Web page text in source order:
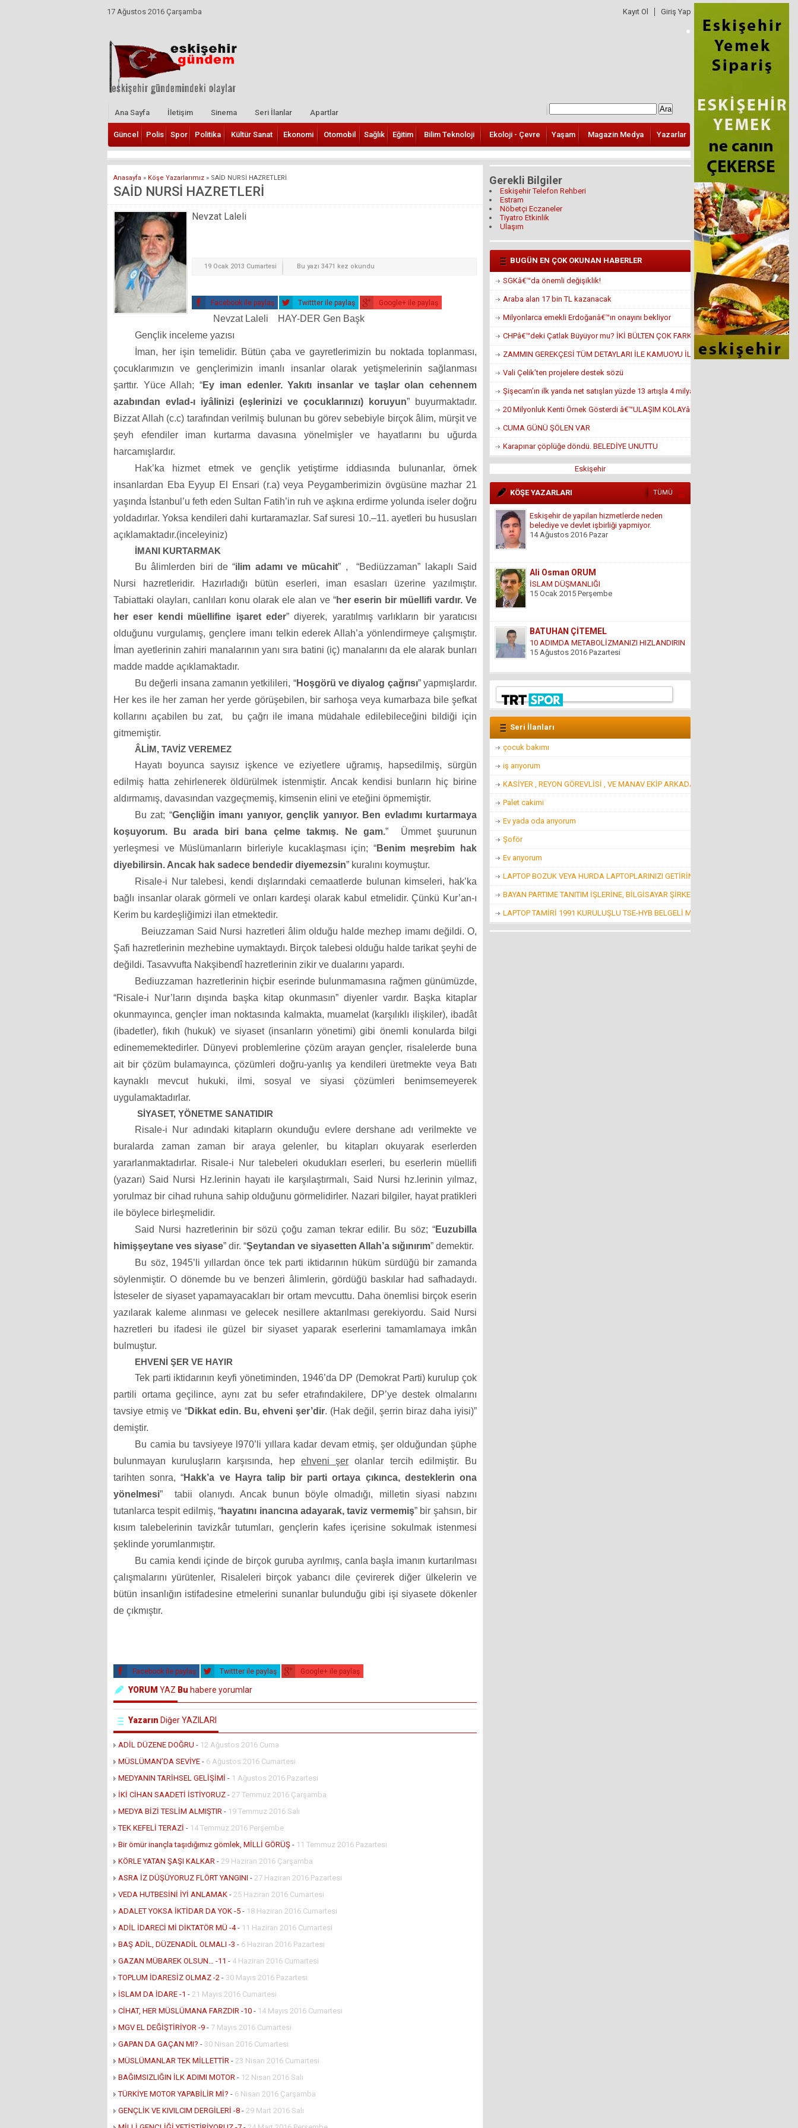
17 Ağustos 2016 Çarşamba Kayıt Ol Giriş Yap
Ana Sayfa İletişim Sinema Seri İlanlar Apartlar
Güncel Polis Spor Politika Kültür Sanat Ekonomi Otomobil Sağlık Eğitim Bilim Teknoloji Ekoloji - Çevre Yaşam Magazin Medya Yazarlar
Anasayfa » Köşe Yazarlarımız » SAİD NURSİ HAZRETLERİ
SAİD NURSİ HAZRETLERİ
Nevzat Laleli
19 Ocak 2013 Cumartesi Bu yazı 3471 kez okundu
Facebook ile paylaş Twittter ile paylaş Google+ ile paylaş
Nevzat Laleli HAY-DER Gen Başk
Gençlik inceleme yazısı
İman, her işin temelidir. Bütün çaba ve gayretlerimizin bu noktada toplanması,
çocuklarımızın ve gençlerimizin imanlı insanlar olarak yetişmelerinin sağlanması
şarttır. Yüce Allah; “Ey iman edenler. Yakıtı insanlar ve taşlar olan cehennem
azabından evlad-ı iyâlinizi (eşlerinizi ve çocuklarınızı) koruyun” buyurmaktadır.
Bizzat Allah (c.c) tarafından verilmiş bulunan bu görev sebebiyle birçok âlim, mürşit ve
şeyh efendiler iman kurtarma davasına yönelmişler ve hayatlarını bu uğurda
harcamışlardır.
Hak’ka hizmet etmek ve gençlik yetiştirme iddiasında bulunanlar, örnek
insanlardan Eba Eyyup El Ensari (r.a) veya Peygamberimizin övgüsüne mazhar 21
yaşında İstanbul’u feth eden Sultan Fatih’in ruh ve aşkına erdirme yolunda iseler doğru
yoldadırlar. Yoksa kendileri dahi kurtaramazlar. Saf suresi 10.–11. ayetleri bu hususları
açıklamaktadır.(inceleyiniz)
İMANI KURTARMAK
Bu âlimlerden biri de “ilim adamı ve mücahit” ,
“Bediüzzaman” lakaplı Said
Nursi hazretleridir. Hazırladığı bütün eserleri, iman esasları üzerine yazılmıştır.
Tabiattaki olayları, canlıları konu olarak ele alan ve “her eserin bir müellifi vardır. Ve
her eser kendi müellifine işaret eder” diyerek, yaratılmış varlıkların bir yaratıcısı
olduğunu vurgulamış, gençlere imanı telkin ederek Allah’a yönlendirmeye çalışmıştır.
İman ayetlerinin zahiri manalarının yanı sıra batini (iç) manalarını da ele alarak bunları
madde madde açıklamaktadır.
Bu değerli insana zamanın yetkilileri, “Hoşgörü ve diyalog çağrısı” yapmışlardır.
Her kes ile her zaman her yerde görüşebilen, bir sarhoşa veya kumarbaza bile şefkat
kollarını açabilen bu zat,
bu çağrı ile imana müdahale edilebileceğini bildiği için
gitmemiştir.
ÂLİM, TAVİZ VEREMEZ
Hayatı boyunca sayısız işkence ve eziyetlere uğramış, hapsedilmiş, sürgün
edilmiş hatta zehirlenerek öldürülmek istenmiştir. Ancak kendisi bunların hiç birine
aldırmamış, davasından vazgeçmemiş, kimsenin elini ve eteğini öpmemiştir.
Bu zat; “Gençliğin imanı yanıyor, gençlik yanıyor. Ben evladımı kurtarmaya
koşuyorum. Bu arada biri bana çelme takmış. Ne gam.”
Ümmet şuurunun
yerleşmesi ve Müslümanların birleriyle kucaklaşması için; “Benim meşrebim hak
diyebilirsin. Ancak hak sadece bendedir diyemezsin” kuralını koymuştur.
Risale-i Nur talebesi, kendi dışlarındaki cemaatlerde bulunan kimseleri, hak’ka
bağlı insanlar olarak görmeli ve onları kardeşi olarak kabul etmelidir. Çünkü Kur’an-ı
Kerim bu kardeşliğimizi ilan etmektedir.
Beiuzzaman Said Nursi hazretleri âlim olduğu halde mezhep imamı değildi. O,
Şafi hazretlerinin mezhebine uymaktaydı. Birçok talebesi olduğu halde tarikat şeyhi de
değildi. Tasavvufta Nakşibendî hazretlerinin zikir ve dualarını yapardı.
Bediuzzaman hazretlerinin hiçbir eserinde bulunmamasına rağmen günümüzde,
“Risale-i Nur’ların dışında başka kitap okunmasın” diyenler vardır. Başka kitaplar
okunmayınca, gençler iman noktasında kalmakta, muamelat (karşılıklı ilişkiler), ibadât
(ibadetler), fıkıh (hukuk) ve siyaset (insanların yönetimi) gibi önemli konularda bilgi
edinememektedirler. Dünyevi problemlerine çözüm arayan gençler, risalelerde buna
ait bir çözüm bulamayınca, çözümleri doğru-yanlış ya kendileri üretmekte veya Batı
kaynaklı mevcut hukuki, ilmi, sosyal ve siyasi çözümleri benimsemeyerek
uygulamaktadırlar.
SİYASET, YÖNETME SANATIDIR
Risale-i Nur adındaki kitapların okunduğu evlere dershane adı verilmekte ve
buralarda zaman zaman bir araya gelenler, bu kitapları okuyarak eserlerden
yararlanmaktadırlar. Risale-i Nur talebeleri okudukları eserleri, bu eserlerin müellifi
(yazarı) Said Nursi Hz.lerinin hayatı ile karşılaştırmalı, Said Nursi hz.lerinin yılmaz,
yorulmaz bir cihad ruhuna sahip olduğunu görmelidirler. Nazari bilgiler, hayat pratikleri
ile böylece birleşmelidir.
Said Nursi hazretlerinin bir sözü çoğu zaman tekrar edilir. Bu söz; “Euzubilla
himişşeytane ves siyase” dir. “Şeytandan ve siyasetten Allah’a sığınırım” demektir.
Bu söz, 1945’li yıllardan önce tek parti iktidarının hüküm sürdüğü bir zamanda
söylenmiştir. O dönemde bu ve benzeri âlimlerin, gördüğü baskılar had safhadaydı.
İsteseler de siyaset yapamayacakları bir ortam mevcuttu. Daha önemlisi birçok eserin
yazılarak kaleme alınması ve gelecek nesillere aktarılması gerekiyordu. Said Nursi
hazretleri bu ifadesi ile güzel bir siyaset yaparak eserlerini tamamlamaya imkân
bulmuştur.
EHVENİ ŞER VE HAYIR
Tek parti iktidarının keyfi yönetiminden, 1946’da DP (Demokrat Parti) kurulup çok
partili ortama geçilince, aynı zat bu sefer etrafındakilere, DP’ye destek olmalarını
tavsiye etmiş ve “Dikkat edin. Bu, ehveni şer’dir. (Hak değil, şerrin biraz daha iyisi)”
demiştir.
Bu camia bu tavsiyeye l970’li yıllara kadar devam etmiş, şer olduğundan şüphe
bulunmayan kuruluşların karşısında, hep ehveni şer olanlar tercih edilmiştir. Bu
tarihten sonra, “Hakk’a ve Hayra talip bir parti ortaya çıkınca, desteklerin ona
yönelmesi”
tabii olanıydı. Ancak bunun böyle olmadığı, milletin siyasi nabzını
tutanlarca tespit edilmiş, “hayatını inancına adayarak, taviz vermemiş” bir şahsın, bir
kısım talebelerinin tavizkâr tutumları, gençlerin kafes içerisine sokulmak istenmesi
şeklinde yorumlanmıştır.
Bu camia kendi içinde de birçok guruba ayrılmış, canla başla imanın kurtarılması
çalışmalarını yürütenler, Risaleleri birçok yabancı dile çevirerek diğer ülkelerin ve
bütün insanlığın istifadesine etmelerini sunanlar bulunduğu gibi işi siyasete dökenler
de çıkmıştır.
Facebook ile paylaş Twittter ile paylaş Google+ ile paylaş
YORUM YAZ Bu habere yorumlar
Yazarın Diğer YAZILARI
ADİL DÜZENE DOĞRU - 12 Ağustos 2016 Cuma
MÜSLÜMAN’DA SEVİYE - 6 Ağustos 2016 Cumartesi
MEDYANIN TARİHSEL GELİŞİMİ - 1 Ağustos 2016 Pazartesi
İKİ CİHAN SAADETİ İSTİYORUZ - 27 Temmuz 2016 Çarşamba
MEDYA BİZİ TESLİM ALMIŞTIR - 19 Temmuz 2016 Salı
TEK KEFELİ TERAZİ - 14 Temmuz 2016 Perşembe
Bir ömür inançla taşıdığımız gömlek, MİLLİ GÖRÜŞ - 11 Temmuz 2016 Pazartesi
KÖRLE YATAN ŞAŞI KALKAR - 29 Haziran 2016 Çarşamba
ASRA İZ DÜŞÜYORUZ FLÖRT YANGINI - 27 Haziran 2016 Pazartesi
VEDA HUTBESİNİ İYİ ANLAMAK - 25 Haziran 2016 Cumartesi
ADALET YOKSA İKTİDAR DA YOK -5 - 18 Haziran 2016 Cumartesi
ADİL İDARECİ Mİ DİKTATÖR MÜ -4- 11 Haziran 2016 Cumartesi
BAŞ ADİL, DÜZENADİL OLMALI -3 - 6 Haziran 2016 Pazartesi
GAZAN MÜBAREK OLSUN… -11 - 4 Haziran 2016 Cumartesi
TOPLUM İDARESİZ OLMAZ -2 - 30 Mayıs 2016 Pazartesi
İSLAM DA İDARE -1 - 21 Mayıs 2016 Cumartesi
CİHAT, HER MÜSLÜMANA FARZDIR -10 - 14 Mayıs 2016 Cumartesi
MGV EL DEĞİŞTİRİYOR -9 - 7 Mayıs 2016 Cumartesi
GAPAN DA GAÇAN MI? - 30 Nisan 2016 Cumartesi
MÜSLÜMANLAR TEK MİLLETTİR - 23 Nisan 2016 Cumartesi
BAĞIMSIZLIĞIN İLK ADIMI MOTOR - 12 Nisan 2016 Salı
TÜRKİYE MOTOR YAPABİLİR Mİ? - 6 Nisan 2016 Çarşamba
GENÇLİK VE KIVILCIM DERGİLERİ -8 - 29 Mart 2016 Salı
Gerekli Bilgiler
Eskişehir Telefon Rehberi
Estram
Nöbetçi Eczaneler
Tiyatro Etkinlik
Ulaşım
BUGÜN EN ÇOK OKUNAN HABERLER
SGKâ€™da önemli değişiklik!
Araba alan 17 bin TL kazanacak
Milyonlarca emekli Erdoğanâ€™ın onayını bekliyor
CHPâ€™deki Çatlak Büyüyor mu? İKİ BÜLTEN ÇOK FARK
ZAMMIN GEREKÇESİ TÜM DETAYLARI İLE KAMUOYU İLE PAYLAŞILSIN!
Vali Çelik’ten projelere destek sözü
Şişecam’ın ilk yarıda net satışları yüzde 13 artışla 4 milyar TL’yi aştı
20 Milyonluk Kenti Örnek Gösterdi â€™ULAŞIM KOLAYâ€™ DEDİ AMA...
CUMA GÜNÜ ŞÖLEN VAR
Karapınar çöplüğe döndü. BELEDİYE UNUTTU
Eskişehir
KÖŞE YAZARLARI TÜMÜ
Eskişehir de yapilan hizmetlerde neden
belediye ve devlet işbirliği yapmiyor.
14 Ağustos 2016 Pazar
Ali Osman ORUM
BATUHAN ÇİTEMEL
GÜNDOĞDU YILDIRIM
Hüseyin DÜŞ
İlkyardımcılara kim yardım edecek!..
8 Nisan 2016 Cuma
Hüseyin GÜVEN
BİR ŞEY ANCAK DEĞERİNİ BİLENİN YANINDA
KIYMETLİDİR...
22 Temmuz 2016 Cuma
Konuk Yazar
19 Haziran 2016 Pazar
Mehmet KIZILKAYA
İnsanlığın Bitiş Noktası “Öldürmek!”
11 Ağustos 2016 Perşembe
Seri İlanları
çocuk bakımı
iş arıyorum
KASİYER , REYON GÖREVLİSİ , VE MANAV EKİP ARKADAŞ
Palet cakimi
Ev yada oda arıyorum
Şoför
Ev arıyorum
LAPTOP BOZUK VEYA HURDA LAPTOPLARINIZI GETİRİN, CA
BAYAN PARTIME TANITIM İŞLERİNE, BİLGİSAYAR ŞİRKETİ
LAPTOP TAMİRİ 1991 KURULUŞLU TSE-HYB BELGELİ MESUT